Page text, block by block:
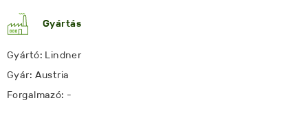
Gyártás
Gyártó: Lindner
Gyár: Austria
Forgalmazó: -